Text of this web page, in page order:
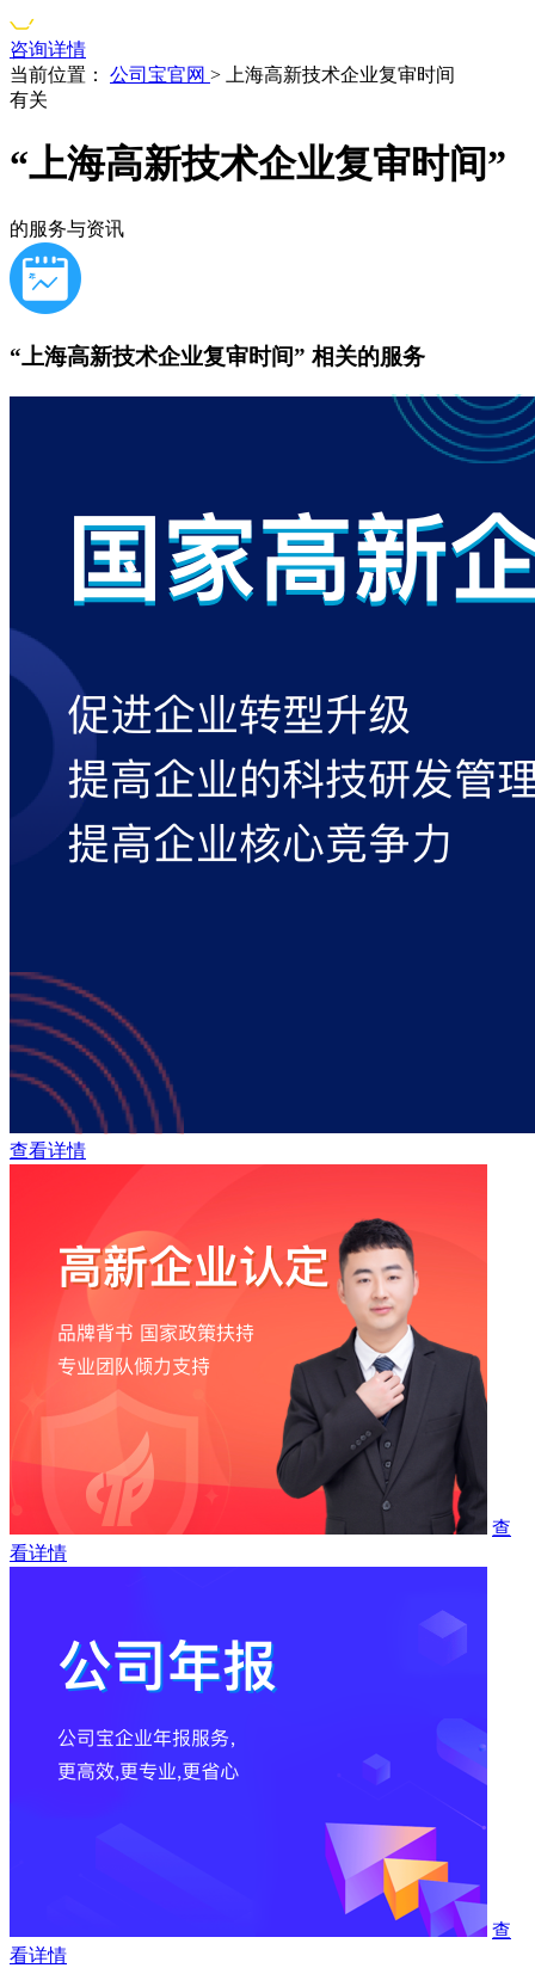
咨询详情
当前位置：
公司宝官网 >
上海高新技术企业复审时间
有关
“上海高新技术企业复审时间”
的服务与资讯
“上海高新技术企业复审时间” 相关的服务
查看详情
查
看详情
查
看详情